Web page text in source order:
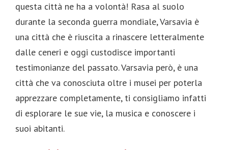
questa città ne ha a volontà! Rasa al suolo
durante la seconda guerra mondiale, Varsavia è
una città che è riuscita a rinascere letteralmente
dalle ceneri e oggi custodisce importanti
testimonianze del passato. Varsavia però, è una
città che va conosciuta oltre i musei per poterla
apprezzare completamente, ti consigliamo infatti
di esplorare le sue vie, la musica e conoscere i
suoi abitanti.